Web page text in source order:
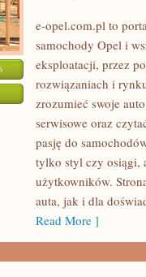
PRZYSZŁOŚĆ
e-opel.com.pl to
samochody Opel i
eksploatacji, przez
rozwiązaniach i
zrozumieć swoje
serwisowe oraz
pasję do
tylko styl czy osiągi,
użytkowników.
auta, jak i dla
Read More ]